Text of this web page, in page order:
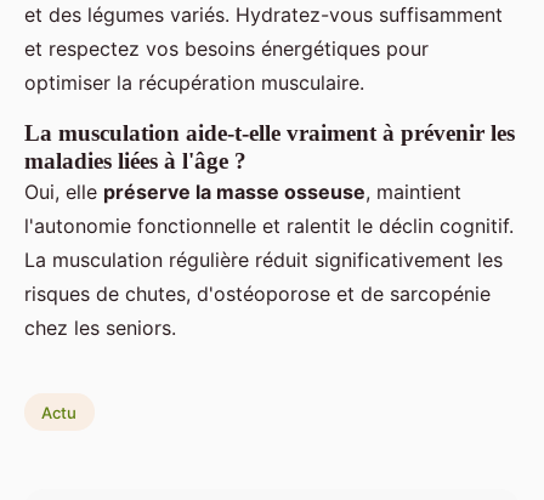
et des légumes variés. Hydratez-vous suffisamment
et respectez vos besoins énergétiques pour
optimiser la récupération musculaire.
La musculation aide-t-elle vraiment à prévenir les
maladies liées à l'âge ?
Oui, elle préserve la masse osseuse, maintient
l'autonomie fonctionnelle et ralentit le déclin cognitif.
La musculation régulière réduit significativement les
risques de chutes, d'ostéoporose et de sarcopénie
chez les seniors.
Actu